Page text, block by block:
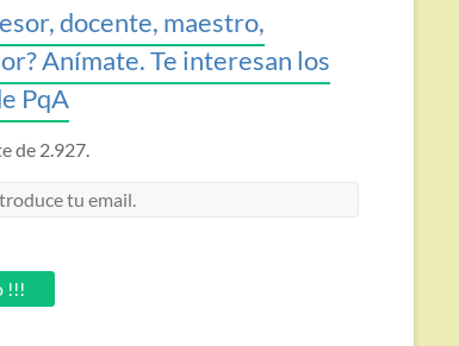
docente, maestro,
Anímate. Te interesan los
PqA
de 2.927.
!!!